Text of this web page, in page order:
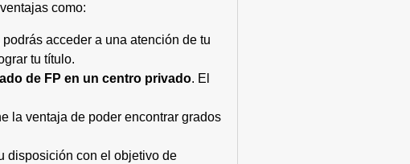
como:
podrás acceder a una atención de tu
tu título.
de FP en un centro privado. El
la ventaja de poder encontrar grados
disposición con el objetivo de